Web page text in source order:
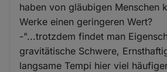
haben von gläubigen Menschen
Werke einen geringeren Wert?
-"...trotzdem findet man
gravitätische Schwere,
langsame Tempi hier viel